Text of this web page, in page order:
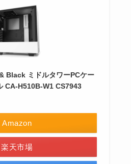
Black ミドルタワーPCケー
CA-H510B-W1 CS7943
Amazon
楽天市場